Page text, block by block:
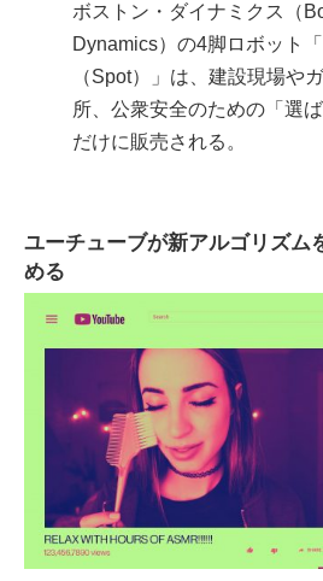
ボストン・ダイナミクス（
Dynamics）の4脚ロボット
（Spot）」は、建設現場や
所、公衆安全のための「選
だけに販売される。
ユーチューブが新アルゴリズム
める